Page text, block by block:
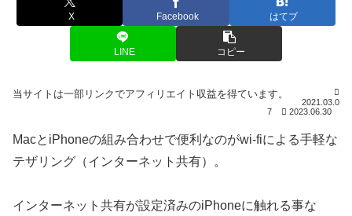
X Facebook はてブ
LINE コピー
2021.03.0
7
2023.06.30
MacとiPhoneの組み合わせで便利なのがwi-fiによる手軽な
テザリング（インターネット共有）。
インターネット共有が設定済みのiPhoneに触れる事な